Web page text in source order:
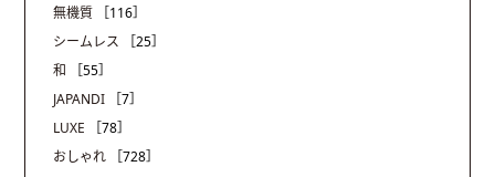
無機質
［116］
シームレス
［25］
和
［55］
JAPANDI
［7］
LUXE
［78］
おしゃれ
［728］